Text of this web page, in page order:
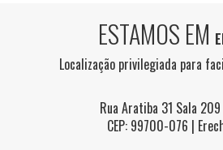
ESTAMOS EM
Localização privilegiada para
Rua Aratiba 31 Sala
CEP: 99700-076 |